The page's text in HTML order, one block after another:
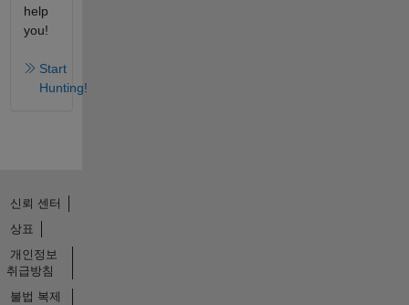
help
you!
Start
Hunting!
신뢰 센터
상표
개인정보
취급방침
불법 복제